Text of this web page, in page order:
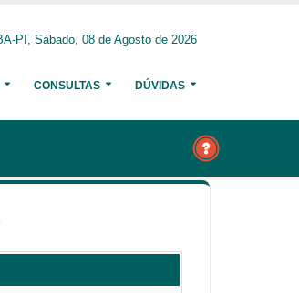
PI, Sábado, 08 de Agosto de 2026
CONSULTAS DÚVIDAS